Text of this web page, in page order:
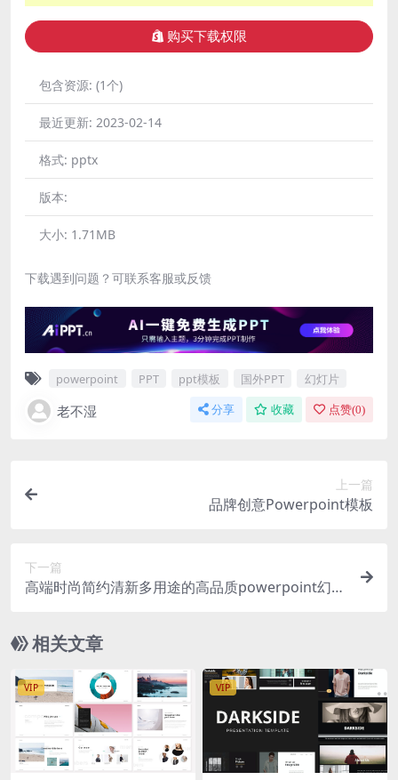
购买下载权限
包含资源: (1个)
最近更新: 2023-02-14
格式: pptx
版本:
大小: 1.71MB
下载遇到问题？可联系客服或反馈
powerpoint PPT ppt模板 国外PPT 幻灯片
老不湿 分享 收藏 点赞(0)
上一篇
品牌创意Powerpoint模板
下一篇
高端时尚简约清新多用途的高品质powerpoint幻灯
相关文章
VIP VIP